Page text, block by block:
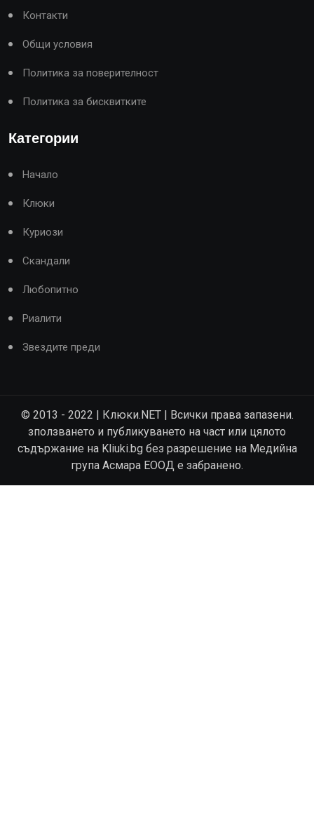
Контакти
Общи условия
Политика за поверителност
Политика за бисквитките
Категории
Начало
Клюки
Куриози
Скандали
Любопитно
Риалити
Звездите преди
© 2013 - 2022 | Клюки.NET | Всички права запазени.
зползването и публикуването на част или цялото
съдържание на Kliuki.bg без разрешение на Медийна
група Асмара ЕООД е забранено.